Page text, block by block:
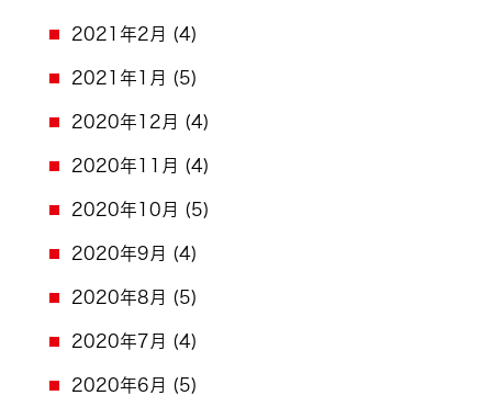
2021年2月 (4)
2021年1月 (5)
2020年12月 (4)
2020年11月 (4)
2020年10月 (5)
2020年9月 (4)
2020年8月 (5)
2020年7月 (4)
2020年6月 (5)